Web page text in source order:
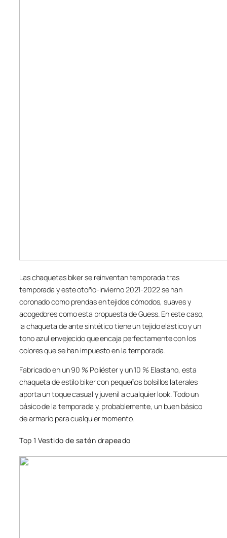
Las chaquetas biker se reinventan temporada tras
temporada y este otoño-invierno 2021-2022 se han
coronado como prendas en tejidos cómodos, suaves y
acogedores como esta propuesta de Guess. En este caso,
la chaqueta de ante sintético tiene un tejido elástico y un
tono azul envejecido que encaja perfectamente con los
colores que se han impuesto en la temporada.
Fabricado en un 90 % Poliéster y un 10 % Elastano, esta
chaqueta de estilo biker con pequeños bolsillos laterales
aporta un toque casual y juvenil a cualquier look. Todo un
básico de la temporada y, probablemente, un buen básico
de armario para cualquier momento.
Top 1 Vestido de satén drapeado